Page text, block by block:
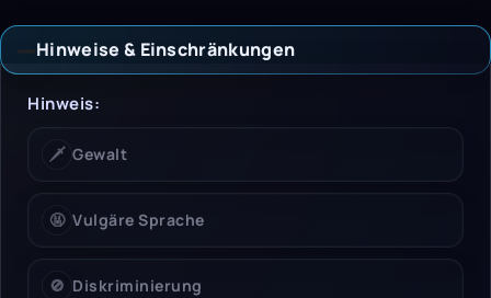
Hinweise & Einschränkungen
Hinweise &
Hinweis:
🗡️ Gewalt
🤬 Vulgäre Sprache
🚫 Diskriminierung